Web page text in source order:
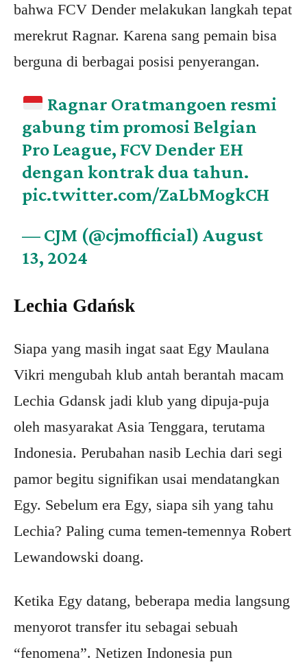
bahwa FCV Dender melakukan langkah tepat
merekrut Ragnar. Karena sang pemain bisa
berguna di berbagai posisi penyerangan.
Ragnar Oratmangoen resmi
gabung tim promosi Belgian
Pro League, FCV Dender EH
dengan kontrak dua tahun.
pic.twitter.com/ZaLbMogkCH
— CJM (@cjmofficial)August
13, 2024
Lechia Gdańsk
Siapa yang masih ingat saat Egy Maulana
Vikri mengubah klub antah berantah macam
Lechia Gdansk jadi klub yang dipuja-puja
oleh masyarakat Asia Tenggara, terutama
Indonesia. Perubahan nasib Lechia dari segi
pamor begitu signifikan usai mendatangkan
Egy. Sebelum era Egy, siapa sih yang tahu
Lechia? Paling cuma temen-temennya Robert
Lewandowski doang.
Ketika Egy datang, beberapa media langsung
menyorot transfer itu sebagai sebuah
“fenomena”. Netizen Indonesia pun